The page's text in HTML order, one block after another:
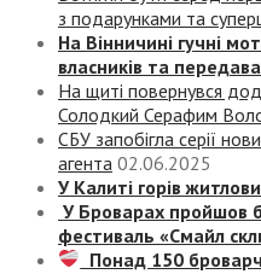
з подарунками та
На Вінничині гучні
власників та
На щиті повернувся
Солодкий Серафим
СБУ запобігла серії
агента 02.06.2025
У Калиті горів
У Броварах пройшов
фестиваль «Смайл
Понад 150